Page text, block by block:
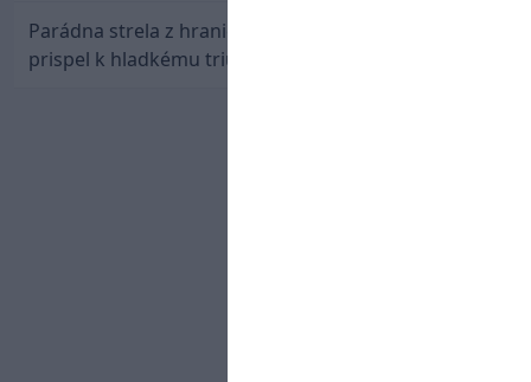
Parádna strela z hranice šestnástky: Rusnák
prispel k hladkému triumfu Seattlu